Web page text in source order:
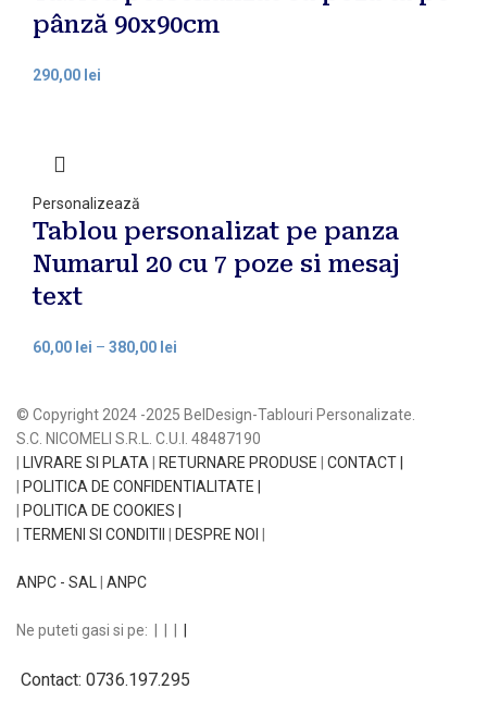
pânză 90x90cm
290,00 lei
Personalizează
Tablou personalizat pe panza
Numarul 20 cu 7 poze si mesaj
text
60,00 lei – 380,00 lei
© Copyright 2024 -2025 BelDesign-Tablouri Personalizate.
S.C. NICOMELI S.R.L. C.U.I. 48487190
| LIVRARE SI PLATA | RETURNARE PRODUSE | CONTACT |
| POLITICA DE CONFIDENTIALITATE |
| POLITICA DE COOKIES |
| TERMENI SI CONDITII | DESPRE NOI |
ANPC - SAL | ANPC
Ne puteti gasi si pe: | | | |
Contact: 0736.197.295